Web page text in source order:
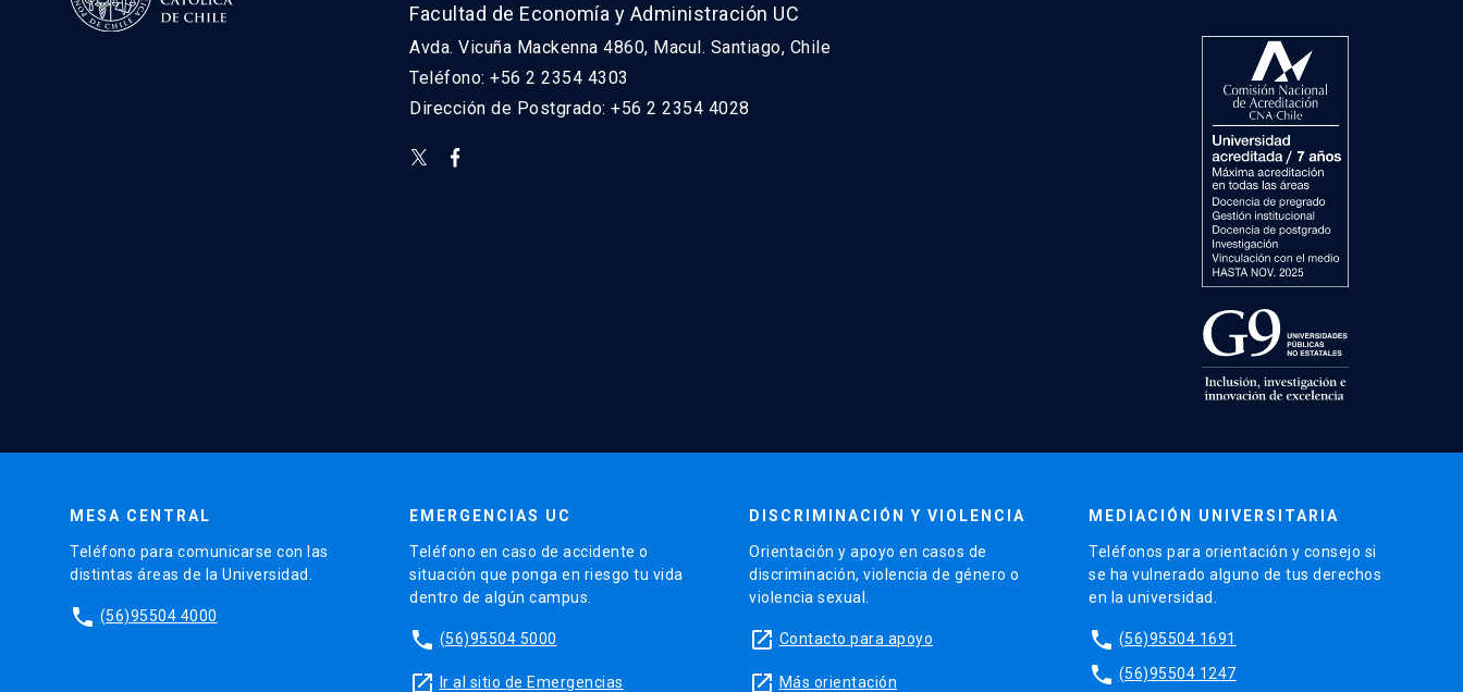
Facultad de Economía y Administración UC
Avda. Vicuña Mackenna 4860, Macul. Santiago, Chile
Teléfono: +56 2 2354 4303
Dirección de Postgrado: +56 2 2354 4028
MESA CENTRAL
Teléfono para comunicarse con las
distintas áreas de la Universidad.
phone (56)95504 4000
EMERGENCIAS UC
Teléfono en caso de accidente o
situación que ponga en riesgo tu vida
dentro de algún campus.
phone (56)95504 5000
launch Ir al sitio de Emergencias
DISCRIMINACIÓN Y VIOLENCIA
Orientación y apoyo en casos de
discriminación, violencia de género o
violencia sexual.
launch Contacto para apoyo
launch Más orientación
MEDIACIÓN UNIVERSITARIA
Teléfonos para orientación y consejo si
se ha vulnerado alguno de tus derechos
en la universidad.
phone (56)95504 1691
phone (56)95504 1247